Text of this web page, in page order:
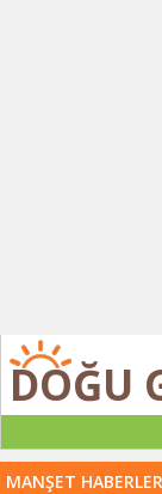
DOĞU
MANŞET HABERLER